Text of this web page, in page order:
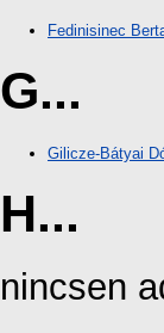
Fedinisinec
G...
Gilicze-Bátyai
H...
nincsen